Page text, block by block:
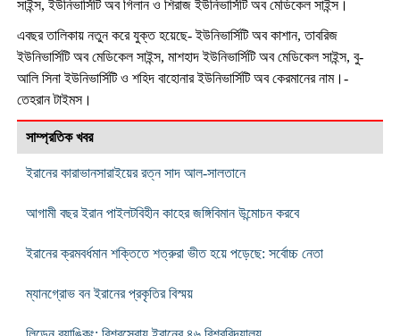
সাইন্স, ইউনিভার্সিটি অব গিলান ও শিরাজ ইউনিভার্সিটি অব মেডিকেল সাইন্স।
এবছর তালিকায় নতুন করে যুক্ত হয়েছে- ইউনিভার্সিটি অব কাশান, তাবরিজ
ইউনিভার্সিটি অব মেডিকেল সাইন্স, মাশহাদ ইউনিভার্সিটি অব মেডিকেল সাইন্স, বু-
আলি সিনা ইউনিভার্সিটি ও শহিদ বাহোনার ইউনিভার্সিটি অব কেরমানের নাম।-
তেহরান টাইমস।
সাম্প্রতিক খবর
ইরানের কারাভানসারাইয়ের রত্ন সাদ আল-সালতানে
আগামী বছর ইরান পাইলটবিহীন কাহের জঙ্গিবিমান উন্মোচন করবে
ইরানের ক্রমবর্ধমান শক্তিতে শত্রুরা ভীত হয়ে পড়েছে: সর্বোচ্চ নেতা
ম্যানগ্রোভ বন ইরানের প্রকৃতির বিস্ময়